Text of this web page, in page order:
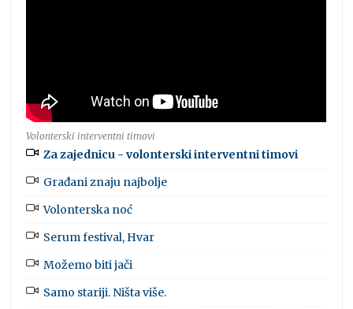
Volonterski interventni timovi
Za zajednicu - volonterski interventni timovi
Građani znaju najbolje
Volonterska noć
Serum festival, Hvar
Možemo biti jači
Samo stariji. Ništa više.